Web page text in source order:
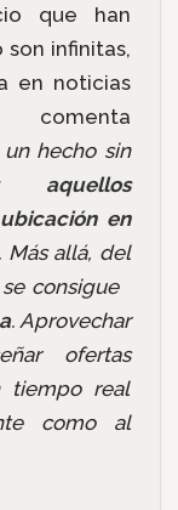
que han
infinitas,
en noticias
un hecho sin
aquellos
en
Más allá, del
consigue
. Aprovechar
ofertas
tiempo real
como al